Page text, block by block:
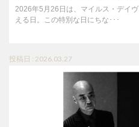
2026年5月26日は、マイルス・デイ
える日。この特別な日にちな･･･
投稿日 : 2026.03.27